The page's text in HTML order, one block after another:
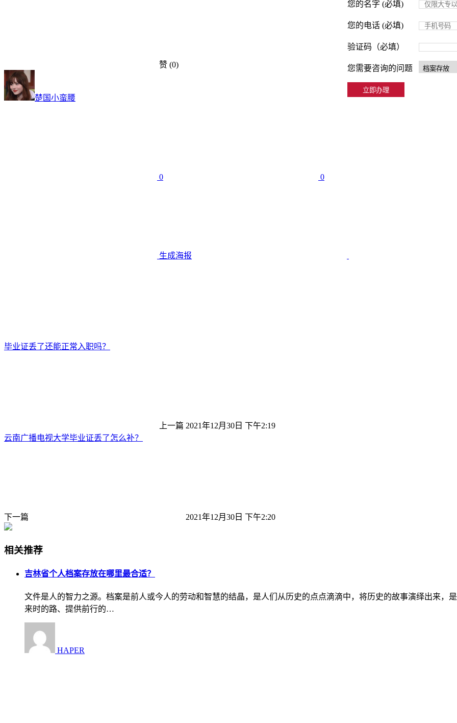
您的名字 (必填)
您的电话 (必填)
验证码（必填）
您需要咨询的问题
赞 (0)
楚国小蛮腰
0 0
生成海报
毕业证丢了还能正常入职吗？
上一篇 2021年12月30日 下午2:19
云南广播电视大学毕业证丢了怎么补？
下一篇 2021年12月30日 下午2:20
相关推荐
吉林省个人档案存放在哪里最合适？
文件是人的智力之源。档案是前人或今人的劳动和智慧的结晶，是人们从历史的点点滴滴中，将历史的故事演绎出来，
来时的路、提供前行的…
HAPER